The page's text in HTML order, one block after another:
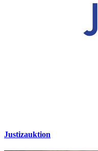
288 Anwärterinnen
der
RechtSpecial -
Justizauktion